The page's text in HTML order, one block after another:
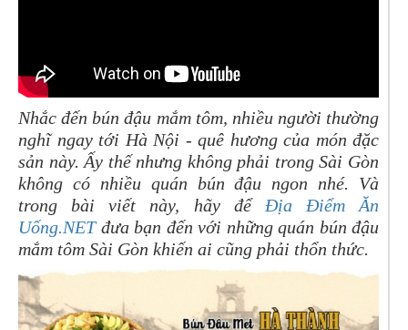
Nhắc đến bún đậu mắm tôm, nhiều người thường
nghĩ ngay tới Hà Nội - quê hương của món đặc
sản này. Ấy thế nhưng không phải trong Sài Gòn
không có nhiều quán bún đậu ngon nhé. Và
trong bài viết này, hãy để Địa Điểm Ăn
Uống.NETđưa bạn đến với những quán bún đậu
mắm tôm Sài Gòn khiến ai cũng phải thổn thức.